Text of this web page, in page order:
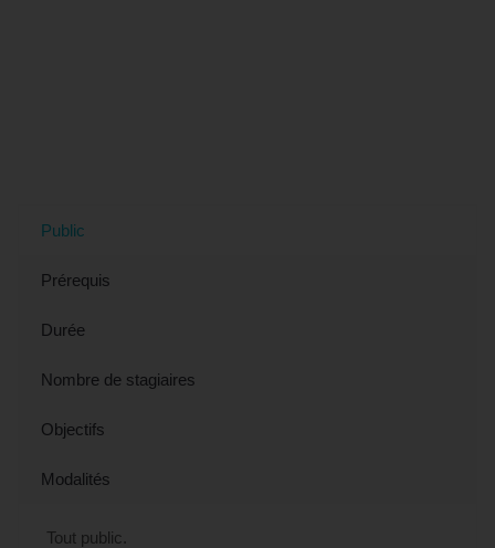
Public
Prérequis
Durée
Nombre de stagiaires
Objectifs
Modalités
Tout public.